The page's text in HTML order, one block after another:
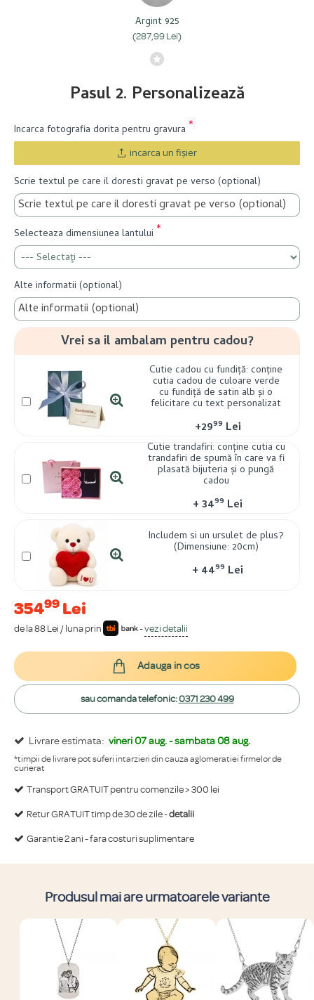
Livrare estimata: vineri 07 aug. - sambata 08 aug.
*timpii de livrare pot suferi intarzieri din cauza aglomeratiei firmelor de
curierat
Transport GRATUIT pentru comenzile > 300 lei
Retur GRATUIT timp de 30 de zile -detalii
Garantie 2 ani - fara costuri suplimentare
35499 Lei
de la 88 Lei / luna prin -vezi detalii
Argint 925
(287,99 Lei)
Pasul 2. Personalizează
Incarca fotografia dorita pentru gravura
incarca un fişier
Scrie textul pe care il doresti gravat pe verso (optional)
Selecteaza dimensiunea lantului
Alte informatii (optional)
Vrei sa il ambalam pentru cadou?
Cutie cadou cu fundiță: conține
cutia cadou de culoare verde
cu fundiță de satin alb și o
felicitare cu text personalizat
+2999 Lei
Cutie trandafiri: conține cutia cu
trandafiri de spumă în care va fi
plasată bijuteria și o pungă
cadou
+3499 Lei
Includem si un ursulet de plus?
(Dimensiune: 20cm)
+ 4499 Lei
Adauga in cos
sau comanda telefonic:0371 230 499
Produsul mai are urmatoarele variante